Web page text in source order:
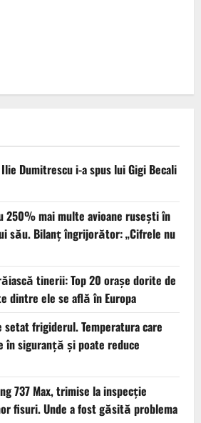
Dumitrescu i-a spus lui Gigi Becali
250% mai multe avioane rusești în
său. Bilanț îngrijorător: „Cifrele nu
tinerii: Top 20 orașe dorite de
dintre ele se află în Europa
setat frigiderul. Temperatura care
în siguranță și poate reduce
737 Max, trimise la inspecție
fisuri. Unde a fost găsită problema